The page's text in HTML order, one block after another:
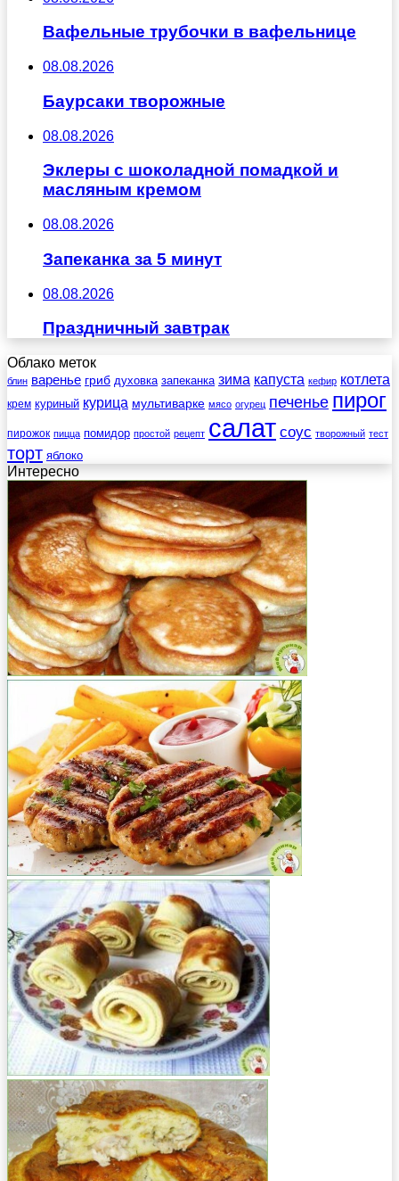
Вафельные трубочки в вафельнице
08.08.2026
Баурсаки творожные
08.08.2026
Эклеры с шоколадной помадкой и
масляным кремом
08.08.2026
Запеканка за 5 минут
08.08.2026
Праздничный завтрак
Облако меток
блин варенье гриб духовка запеканка зима капуста кефир котлета
крем куриный курица мультиварке мясо огурец печенье пирог
пирожок пицца помидор простой рецепт салат соус творожный тест
торт яблоко
Интересно